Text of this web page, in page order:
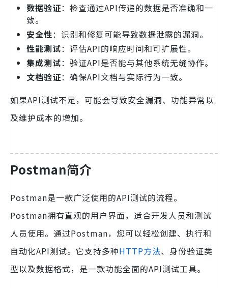
数据验证：检查通过API传递的数据是否准确和一
致。
安全性：识别和修复可能导致数据泄露的漏洞。
性能测试：评估API的响应时间和可扩展性。
集成测试：验证API是否能与其他系统无缝协作。
文档验证：确保API文档与实际行为一致。
如果API测试不足，可能会导致安全漏洞、功能异常以
及维护成本的增加。
Postman简介
Postman是一款广泛使用的API测试的流程。
Postman拥有直观的用户界面，适合开发人员和测试
人员使用。通过Postman，您可以轻松创建、执行和
自动化API测试。它支持多种HTTP方法、身份验证类
型以及数据格式，是一款功能全面的API测试工具。